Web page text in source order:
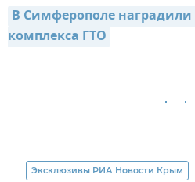
В Симферополе наградили
комплекса ГТО
Эксклюзивы РИА Новости Крым